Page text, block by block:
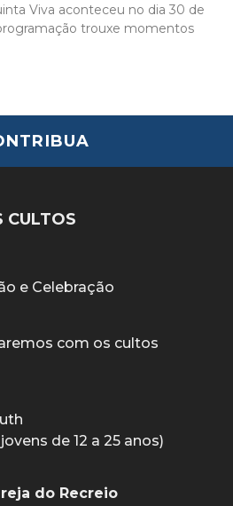
Viva aconteceu no dia 30 de
trouxe momentos
CULTOS
e Celebração
com os cultos
de 12 a 25 anos)
do Recreio